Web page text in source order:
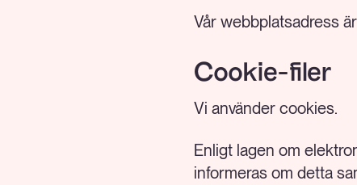
Vår webbplatsadress
Cookie-filer
Vi använder cookies.
Enligt lagen om
informeras om detta